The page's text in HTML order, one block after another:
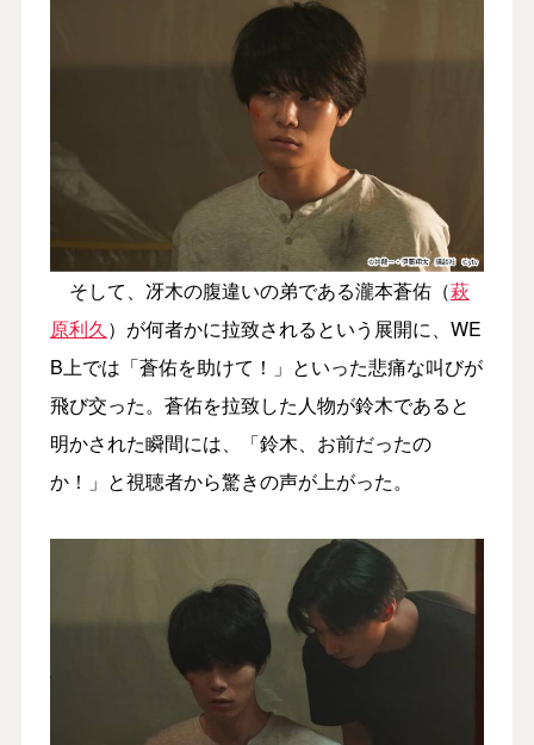
そして、冴木の腹違いの弟である瀧本蒼佑（萩
原利久）が何者かに拉致されるという展開に、WE
B上では「蒼佑を助けて！」といった悲痛な叫びが
飛び交った。蒼佑を拉致した人物が鈴木であると
明かされた瞬間には、「鈴木、お前だったの
か！」と視聴者から驚きの声が上がった。